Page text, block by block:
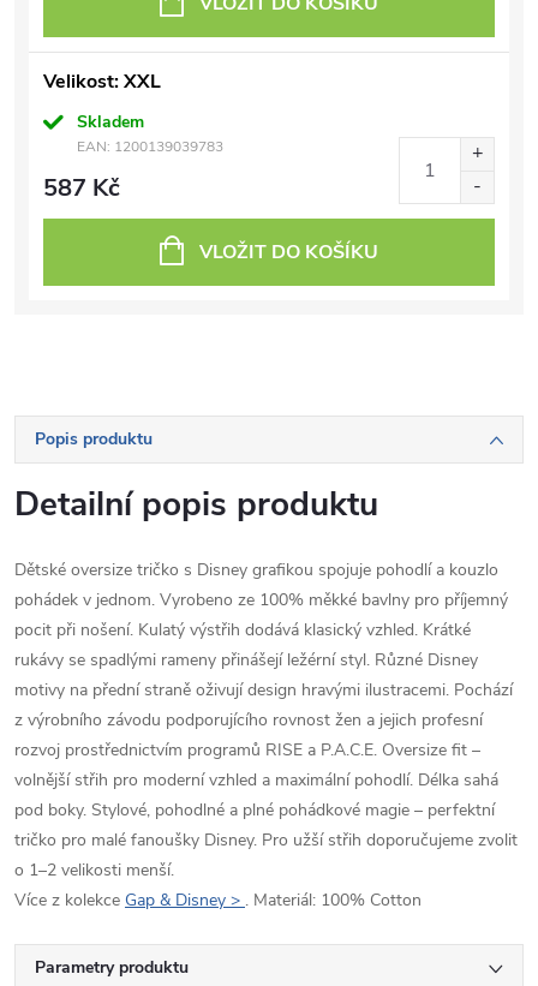
Velikost: XXL
Skladem
EAN: 1200139039783
587 Kč
VLOŽIT DO KOŠÍKU
Popis produktu
Detailní popis produktu
Dětské oversize tričko s Disney grafikou spojuje pohodlí a kouzlo
pohádek v jednom. Vyrobeno ze 100% měkké bavlny pro příjemný
pocit při nošení. Kulatý výstřih dodává klasický vzhled. Krátké
rukávy se spadlými rameny přinášejí ležérní styl. Různé Disney
motivy na přední straně oživují design hravými ilustracemi. Pochází
z výrobního závodu podporujícího rovnost žen a jejich profesní
rozvoj prostřednictvím programů RISE a P.A.C.E. Oversize fit –
volnější střih pro moderní vzhled a maximální pohodlí. Délka sahá
pod boky. Stylové, pohodlné a plné pohádkové magie – perfektní
tričko pro malé fanoušky Disney. Pro užší střih doporučujeme zvolit
o 1–2 velikosti menší.
Více z kolekce Gap & Disney > . Materiál: 100% Cotton
Parametry produktu